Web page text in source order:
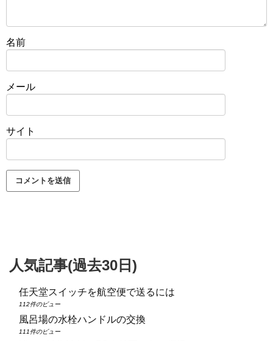
名前
メール
サイト
人気記事(過去30日)
任天堂スイッチを航空便で送るには
112件のビュー
風呂場の水栓ハンドルの交換
111件のビュー